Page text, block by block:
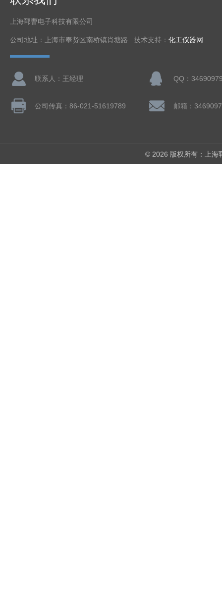
上海郓曹电子科技有限公司
公司地址：上海市奉贤区南桥镇肖塘路 技术支持： 化工仪器网
联系人：王经理 QQ：
公司传真：86-021-51619789 邮箱：
© 2026 版权所有：上